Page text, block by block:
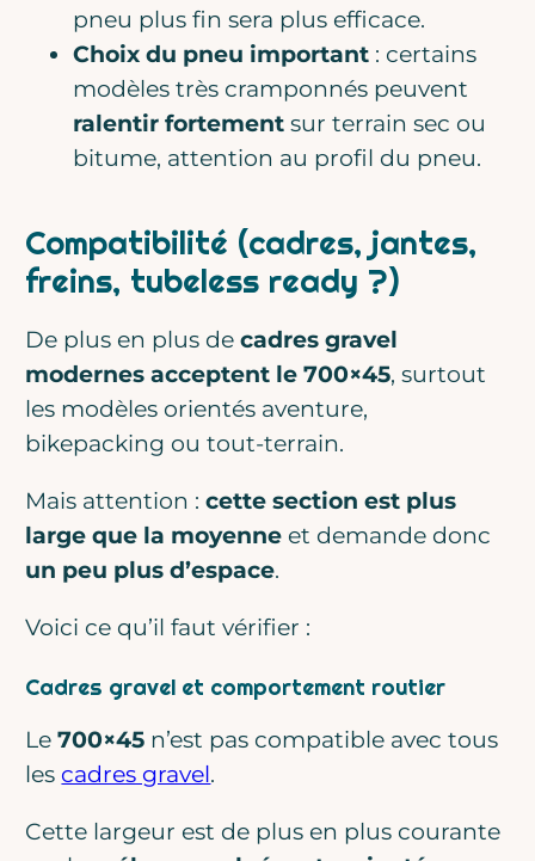
pneu plus fin sera plus efficace.
Choix du pneu important : certains
modèles très cramponnés peuvent
ralentir fortement sur terrain sec ou
bitume, attention au profil du pneu.
Compatibilité (cadres, jantes,
freins, tubeless ready ?)
De plus en plus decadres gravel
modernes acceptent le 700×45, surtout
les modèles orientés aventure,
bikepacking ou tout-terrain.
Mais attention :cette section est plus
large que la moyenne et demande donc
un peu plus d’espace.
Voici ce qu’il faut vérifier :
Cadres gravel et comportement routier
Le700×45 n’est pas compatible avec tous
les cadres gravel.
Cette largeur est de plus en plus courante